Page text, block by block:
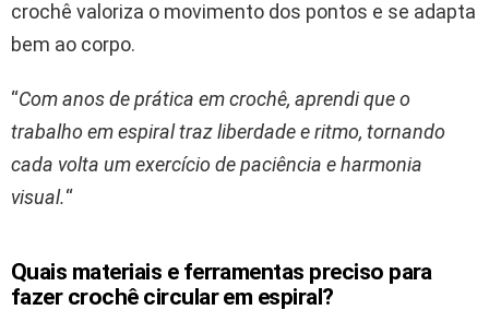
crochê valoriza o movimento dos pontos e se adapta
bem ao corpo.
“Com anos de prática em crochê, aprendi que o
trabalho em espiral traz liberdade e ritmo, tornando
cada volta um exercício de paciência e harmonia
visual.“
Quais materiais e ferramentas preciso para
fazer crochê circular em espiral?